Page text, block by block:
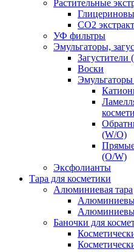
Растительные
СО2
УФ фильтры
Эмульгаторы,
Загустители
Воски
(W/O)
Прямые
(O/W)
Эксфолианты
Тара для косметики
Алюминиевая тара
Баночки для